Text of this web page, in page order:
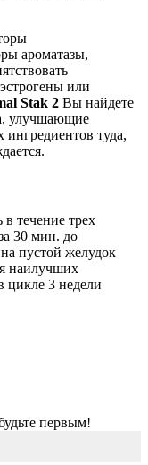
ароматазы,
или
Stak 2 Вы найдете
улучшающие
туда,
течение трех
30 мин. до
пустой желудок
наилучших
цикле 3 недели
первым!